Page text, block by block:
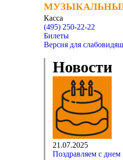
Касса
(495) 250-22-22
Билеты
Версия для
Новости
21.07.2025
Поздравляем с